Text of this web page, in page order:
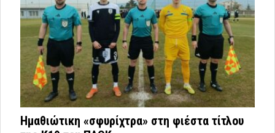
Ημαθιώτικη «σφυρίχτρα» στη φιέστα τίτλου